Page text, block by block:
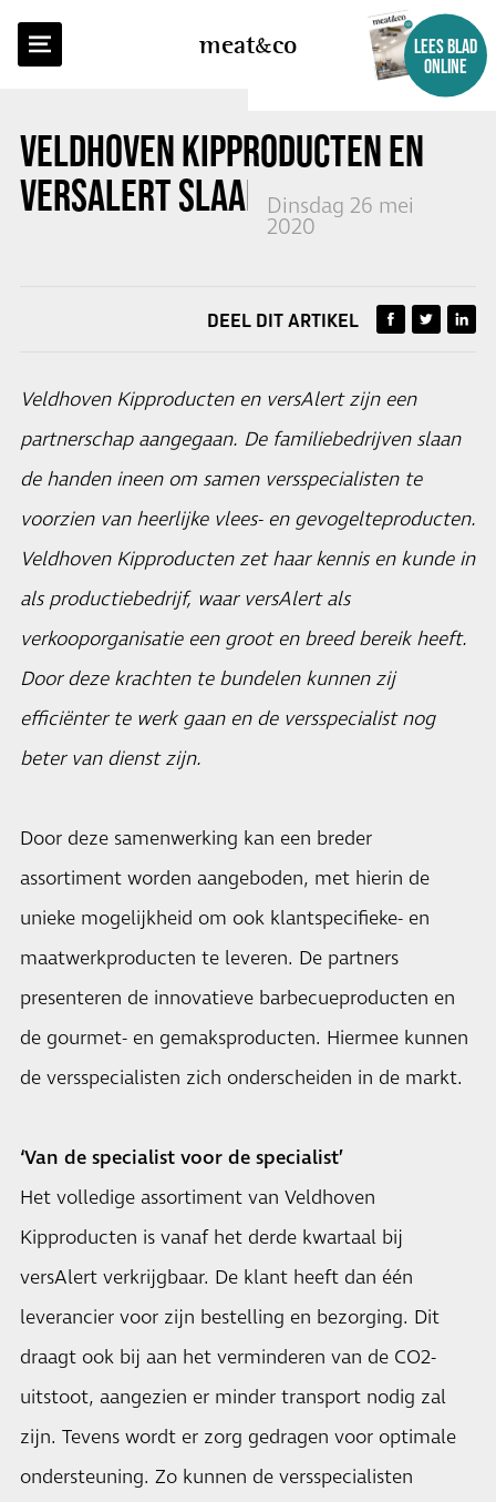
meatco
LEES BLAD
ONLINE
VELDHOVEN KIPPRODUCTEN EN
VERSALERT SLAAN HANDEN INEEN
Dinsdag 26 mei
2020
TERUG NAAR OVERZICHT
DEEL DIT ARTIKEL
Veldhoven Kipproducten en versAlert zijn een
partnerschap aangegaan. De familiebedrijven slaan
de handen ineen om samen versspecialisten te
voorzien van heerlijke vlees- en gevogelteproducten.
Veldhoven Kipproducten zet haar kennis en kunde in
als productiebedrijf, waar versAlertals
verkooporganisatie een groot en breed bereik heeft.
Door deze krachten te bundelen kunnen zij
efficiënter te werk gaan en de versspecialist nog
beter van dienst zijn.
Door deze samenwerking kan een breder
assortiment worden aangeboden, met hierin de
unieke mogelijkheid om ook klantspecifieke- en
maatwerkproducten te leveren. De partners
presenteren de innovatieve barbecueproducten en
de gourmet- en gemaksproducten. Hiermee kunnen
de versspecialisten zich onderscheiden in de markt.
‘Van de specialist voor de specialist’
Het volledige assortiment van Veldhoven
Kipproducten is vanaf het derde kwartaal bij
versAlert verkrijgbaar. De klant heeft dan één
leverancier voor zijn bestelling en bezorging. Dit
draagt ook bij aan het verminderen van de CO2-
uitstoot, aangezien er minder transport nodig zal
zijn. Tevens wordt er zorg gedragen voor optimale
ondersteuning. Zo kunnen de versspecialisten